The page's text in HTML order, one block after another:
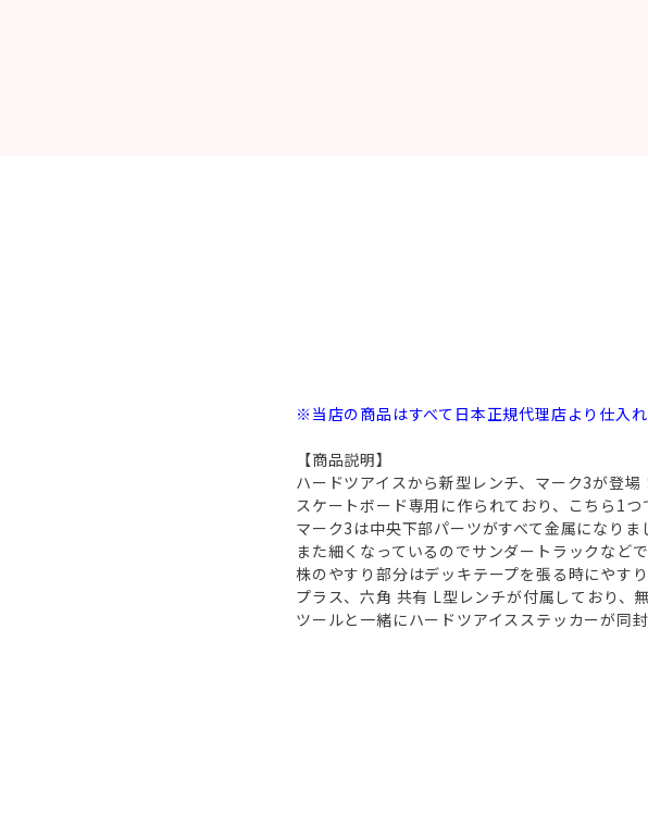
※当店の商品はすべて日本正規代理店より仕入れ
【商品説明】
ハードツアイスから新型レンチ、マーク3が登場
スケートボード専用に作られており、こちら1
マーク3は中央下部パーツがすべて金属になりま
また細くなっているのでサンダートラックなど
株のやすり部分はデッキテープを張る時にやすり
プラス、六角 共有 L型レンチが付属しており、
ツールと一緒にハードツアイスステッカーが同封